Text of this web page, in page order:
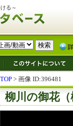
る～
TOP > 画像 ID:396481
柳川の御花